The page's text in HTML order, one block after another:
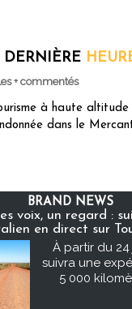
DERNIÈRE
+ commentés
à haute altitude
dans le
BRAND NEWS
voix, un regard :
en direct sur
À partir du 24
suivra une
5 000